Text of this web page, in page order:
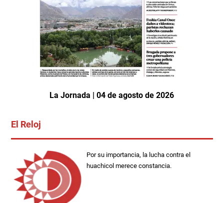
La Jornada | 04 de agosto de 2026
El Reloj
Por su importancia, la lucha contra el
huachicol merece constancia.